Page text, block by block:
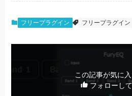
フリープラグイン フリープラグイン
この記事が気に
フォローして